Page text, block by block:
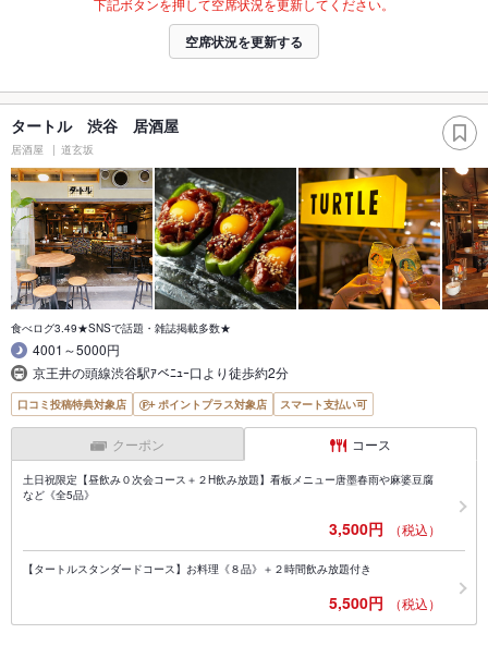
空席状況を更新する
タートル 渋谷 居酒屋
居酒屋 道玄坂
食べログ3.49★SNSで話題・雑誌掲載多数★
4001～5000円
京王井の頭線渋谷駅ｱべﾆｭｰ口より徒歩約2分
口コミ投稿特典対象店 ポイントプラス対象店 スマート支払い可
クーポン コース
土日祝限定【昼飲み０次会コース＋２H飲み放題】看板メニュー唐墨春雨や麻婆豆腐
など《全5品》
3,500円 （税込）
【タートルスタンダードコース】お料理《８品》＋２時間飲み放題付き
5,500円 （税込）